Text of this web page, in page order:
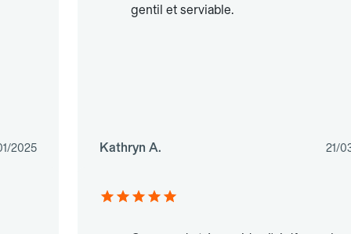
2025
gentil et serviable.
Kathryn A. 21/